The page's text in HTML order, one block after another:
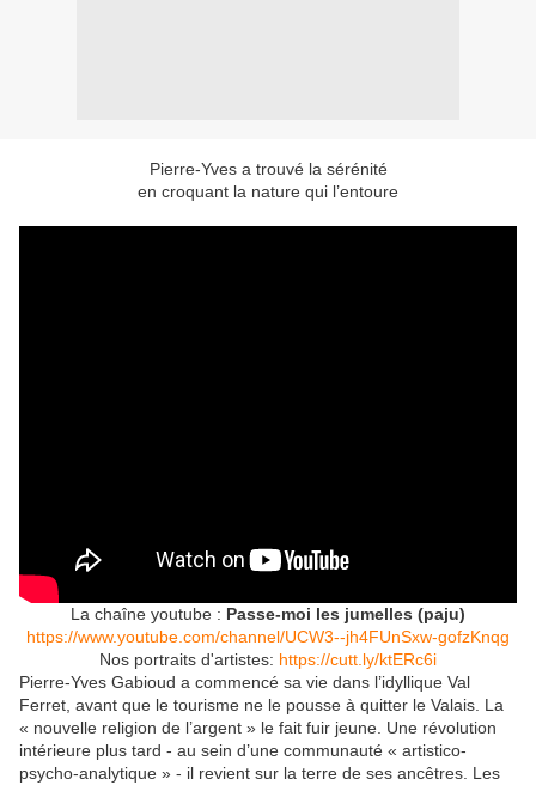
Pierre-Yves a trouvé la sérénité
en croquant la nature qui l’entoure
La chaîne youtube : Passe-moi les jumelles (paju)
https://www.youtube.com/channel/UCW3--jh4FUnSxw-gofzKnqg
Nos portraits d'artistes: https://cutt.ly/ktERc6i
Pierre-Yves Gabioud a commencé sa vie dans l’idyllique Val
Ferret, avant que le tourisme ne le pousse à quitter le Valais. La
« nouvelle religion de l’argent » le fait fuir jeune. Une révolution
intérieure plus tard - au sein d’une communauté « artistico-
psycho-analytique » - il revient sur la terre de ses ancêtres. Les